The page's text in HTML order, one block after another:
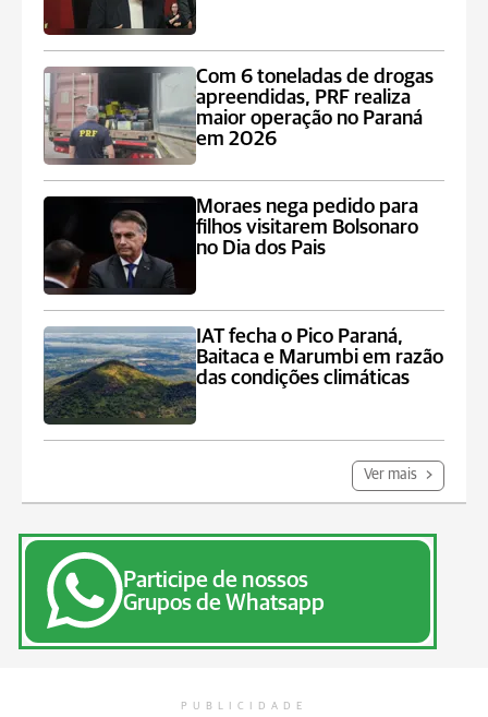
Com 6 toneladas de drogas
apreendidas, PRF realiza
maior operação no Paraná
em 2026
Moraes nega pedido para
filhos visitarem Bolsonaro
no Dia dos Pais
IAT fecha o Pico Paraná,
Baitaca e Marumbi em razão
das condições climáticas
Ver mais
Participe de nossos
Grupos de Whatsapp
PUBLICIDADE